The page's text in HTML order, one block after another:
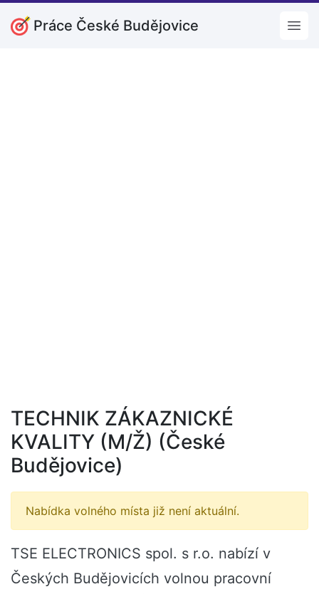
Práce České Budějovice
TECHNIK ZÁKAZNICKÉ
KVALITY (M/Ž) (České
Budějovice)
Nabídka volného místa již není aktuální.
TSE ELECTRONICS spol. s r.o. nabízí v
Českých Budějovicích volnou pracovní